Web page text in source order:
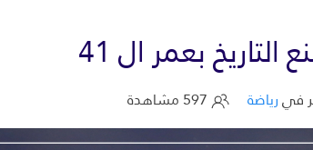
بعمر ال 41
فيرياضة